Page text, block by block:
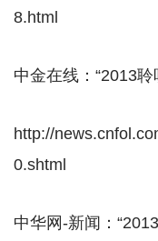
8.html
中金在线：“2013
http://
0.shtml
中华网-新闻：